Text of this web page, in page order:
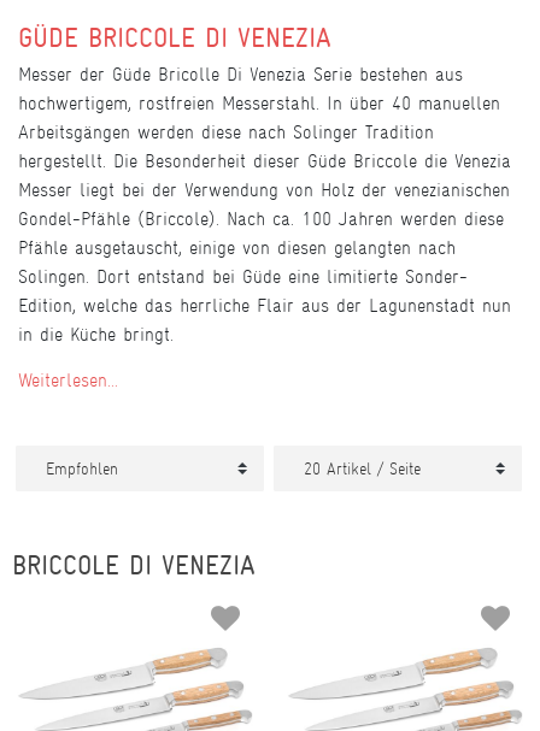
GÜDE BRICCOLE DI VENEZIA
Messer der Güde Bricolle Di Venezia Serie bestehen aus
hochwertigem, rostfreien Messerstahl. In über 40 manuellen
Arbeitsgängen werden diese nach Solinger Tradition
hergestellt. Die Besonderheit dieser Güde Briccole die Venezia
Messer liegt bei der Verwendung von Holz der venezianischen
Gondel-Pfähle (Briccole). Nach ca. 100 Jahren werden diese
Pfähle ausgetauscht, einige von diesen gelangten nach
Solingen. Dort entstand bei Güde eine limitierte Sonder-
Edition, welche das herrliche Flair aus der Lagunenstadt nun
in die Küche bringt.
Weiterlesen...
BRICCOLE DI VENEZIA